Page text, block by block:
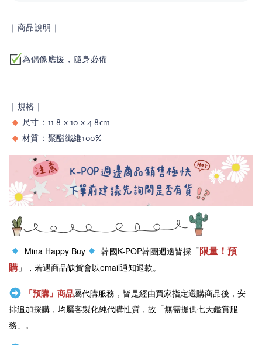
｜商品說明｜
為偶像應援，隨身必備
｜規格｜
尺寸：11.8 x 10 x 4.8cm
材質：聚酯纖維100%
Mina Happy Buy 韓國K-POP韓團週邊皆採「限量！預
購 」，若遇商品缺貨會以email通知退款。
「預購」商品屬代購服務，皆是經由買家指定選購商品後，安
排追加採購，均屬客製化純代購性質，故「無需提供七天鑑賞服
務」。